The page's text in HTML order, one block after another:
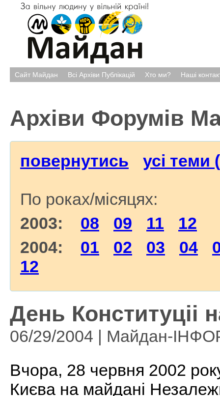
Сайт Майдан Всі Архіви Публікацій Хто ми? Наші
Архіви Форумів
повернутись усі теми
По роках/місяцях:
2003: 08 09 11
12
2004: 01 02 03 04
12
День Конституцii
06/29/2004 | Майдан-
Bчора, 28 червня 2002
Києва на майданi